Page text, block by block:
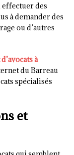
effectuer des
à demander des
ou d’autres
à
du Barreau
spécialisés
et